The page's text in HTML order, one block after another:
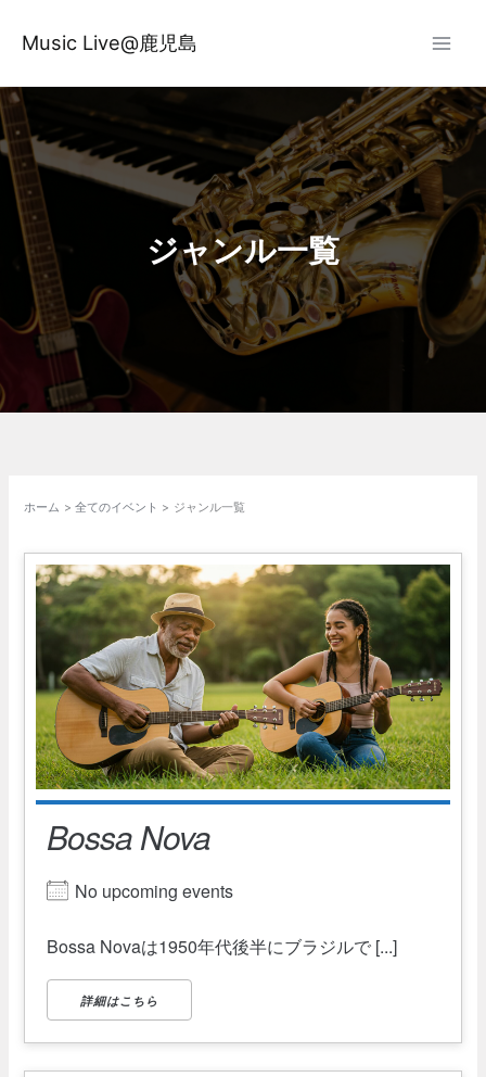
ス
キ
ッ
プ
Music Live@鹿児島
ジャンル一覧
ホーム 全てのイベント ジャンル一覧
Bossa Nova
No upcoming events
Bossa Novaは1950年代後半にブラジルで [...]
詳細はこちら